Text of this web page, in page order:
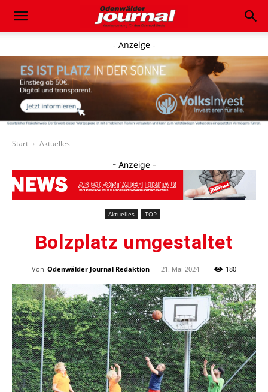
- Anzeige -
Start Aktuelles
- Anzeige -
Aktuelles TOP
Bolzplatz umgestaltet
Von Odenwälder Journal Redaktion - 21. Mai 2024 180